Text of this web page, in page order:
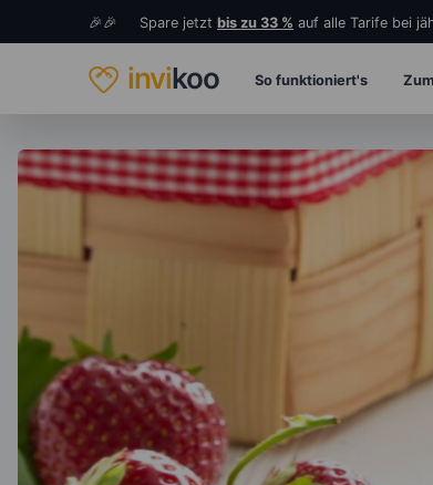
🎉🎉 Spare jetzt bis zu 33 % auf alle Tarife bei
invikoo So funktioniert's